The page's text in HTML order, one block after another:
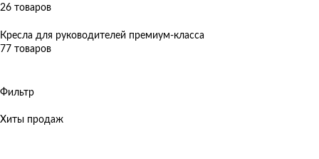
26 товаров
Кресла для руководителей премиум-класса
77 товаров
Фильтр
Хиты продаж